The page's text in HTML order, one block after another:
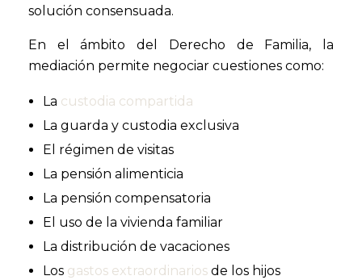
solución consensuada.
En el ámbito del Derecho de Familia, la
mediación permite negociar cuestiones como:
La custodia compartida
La guarda y custodia exclusiva
El régimen de visitas
La pensión alimenticia
La pensión compensatoria
El uso de la vivienda familiar
La distribución de vacaciones
Los gastos extraordinariosde los hijos